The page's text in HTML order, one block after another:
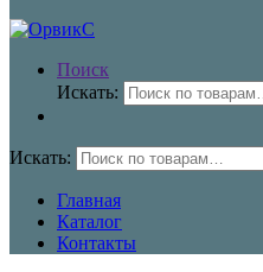
Поиск
Искать:
Искать:
Главная
Каталог
Контакты